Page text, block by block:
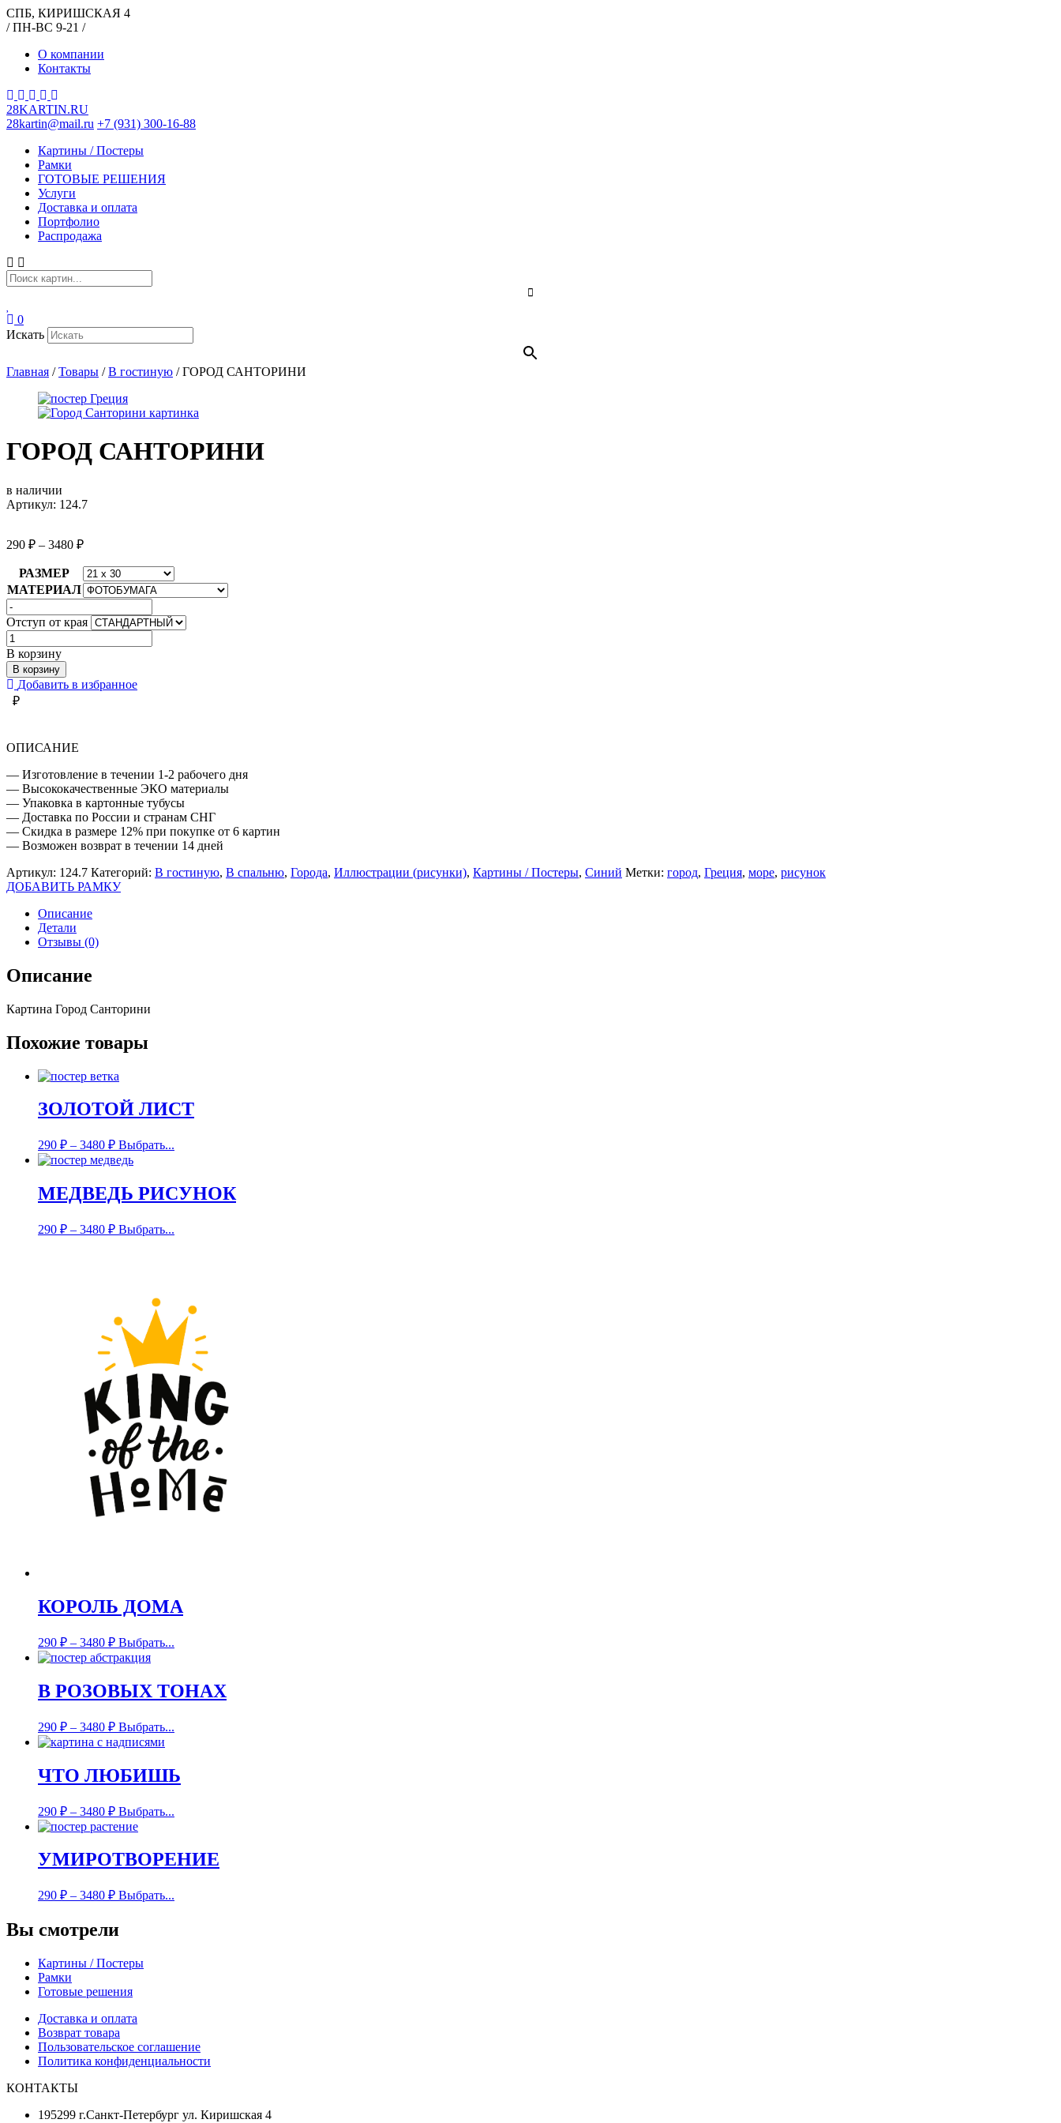
СПБ, КИРИШСКАЯ 4
/ ПН-ВС 9-21 /
О компании
Контакты
28KARTIN.RU
28kartin@mail.ru +7 (931) 300-16-88
Картины / Постеры
Рамки
ГОТОВЫЕ РЕШЕНИЯ
Услуги
Доставка и оплата
Портфолио
Распродажа
0
Искать
Главная /Товары /В гостиную /ГОРОД САНТОРИНИ
ГОРОД САНТОРИНИ
в наличии
Артикул: 124.7
290 ₽ – 3480 ₽
РАЗМЕР
МАТЕРИАЛ
Отступ от края
Количество
товара
ГОРОД
САНТОРИНИ
В корзину
В корзину
Добавить в избранное
₽
ОПИСАНИЕ
— Изготовление в течении 1-2 рабочего дня
— Высококачественные ЭКО материалы
— Упаковка в картонные тубусы
— Доставка по России и странам СНГ
— Скидка в размере 12% при покупке от 6 картин
— Возможен возврат в течении 14 дней
Артикул: 124.7 Категорий: В гостиную, В спальню, Города, Иллюстрации (рисунки), Картины / Постеры, Синий Метки: город, Греция, море, рисунок
ДОБАВИТЬ РАМКУ
Описание
Детали
Отзывы (0)
Описание
Картина Город Санторини
Похожие товары
ЗОЛОТОЙ ЛИСТ
290 ₽ – 3480 ₽ Выбрать...
МЕДВЕДЬ РИСУНОК
290 ₽ – 3480 ₽ Выбрать...
КОРОЛЬ ДОМА
290 ₽ – 3480 ₽ Выбрать...
В РОЗОВЫХ ТОНАХ
290 ₽ – 3480 ₽ Выбрать...
ЧТО ЛЮБИШЬ
290 ₽ – 3480 ₽ Выбрать...
УМИРОТВОРЕНИЕ
290 ₽ – 3480 ₽ Выбрать...
Вы смотрели
Картины / Постеры
Рамки
Готовые решения
Доставка и оплата
Возврат товара
Пользовательское соглашение
Политика конфиденциальности
КОНТАКТЫ
195299 г.Санкт-Петербург ул. Киришская 4